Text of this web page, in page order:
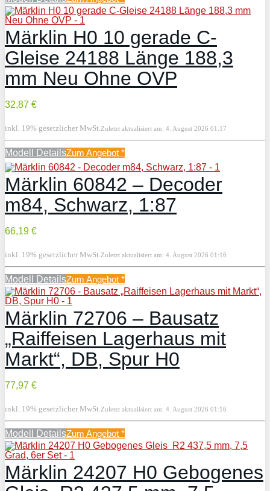
Märklin H0 10 gerade C-
Gleise 24188 Länge 188,3
mm Neu Ohne OVP
32,87 €
inkl. 19% gesetzlicher MwSt. Zuletzt aktualisiert am: 4. August 2026 01:17
Modell DetailsZum Angebot *
Märklin 60842 – Decoder
m84, Schwarz, 1:87
66,19 €
inkl. 19% gesetzlicher MwSt. Zuletzt aktualisiert am: 4. August 2026 01:16
Modell DetailsZum Angebot *
Märklin 72706 – Bausatz
„Raiffeisen Lagerhaus mit
Markt“, DB, Spur H0
77,97 €
inkl. 19% gesetzlicher MwSt. Zuletzt aktualisiert am: 4. August 2026 01:16
Modell DetailsZum Angebot *
Märklin 24207 H0 Gebogenes